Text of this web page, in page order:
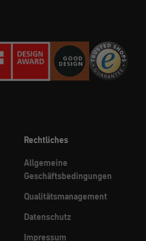
Rechtliches
Allgemeine
Geschäftsbedingungen
Qualitätsmanagement
Datenschutz
Impressum